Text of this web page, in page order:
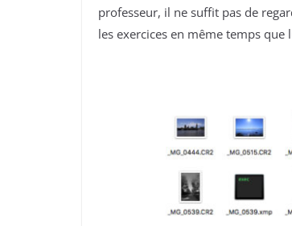
professeur, il ne suffit pas de
les exercices en même temps que